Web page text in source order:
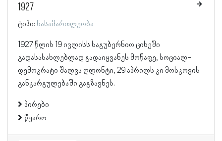
1927
ტიპი: ნასამართლეობა
1927 წლის 19 ივლისს საგუბერნიო ციხეში
გადასასახლებლად გადაიყვანეს მოწაფე, სოციალ-
დემოკრატი შალვა ღლონტი, 29 აპრილს კი მოსკოვის
განკარგულებაში გაგზავნეს.
პირები
წყარო